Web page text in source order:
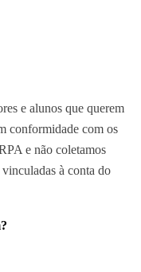
e alunos que querem
conformidade com os
e não coletamos
vinculadas à conta do